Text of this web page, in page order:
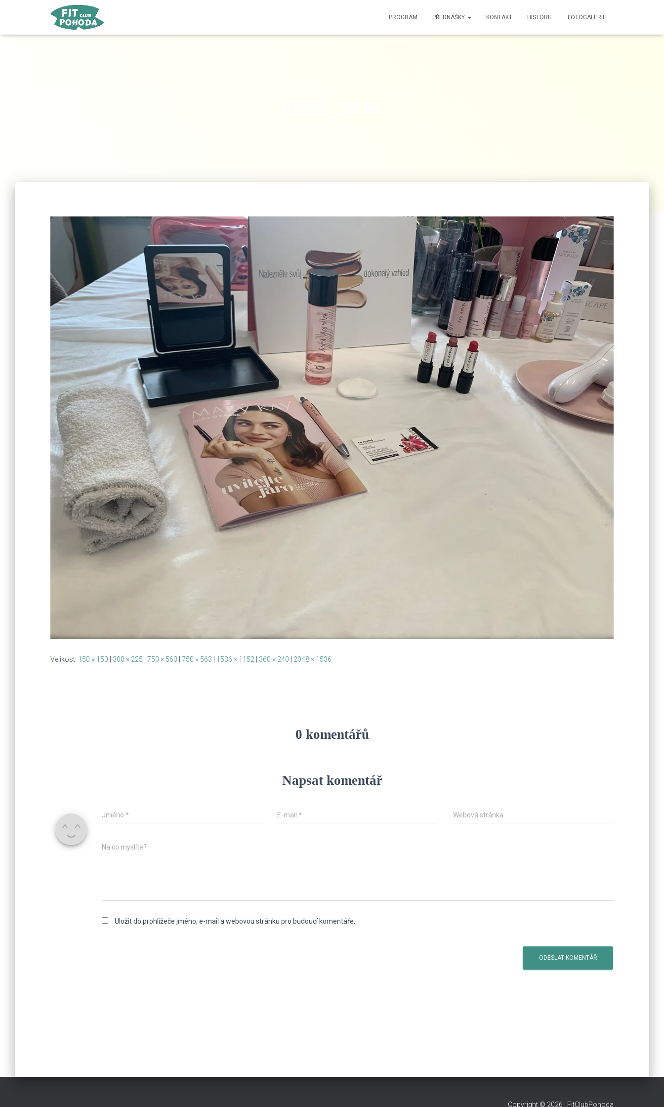
PROGRAM PŘEDNÁŠKY KONTAKT HISTORIE FOTOGALERIE
Velikost: 150 × 150 300 × 225 750 × 563 750 × 563 1536 × 1152 360 × 240 2048 × 1536
0 komentářů
Napsat komentář
Jméno * E-mail* Webová stránka
Na co myslíte?
Uložit do prohlížeče jméno, e-mail a webovou stránku pro budoucí komentáře.
​Copyright © 2026 | FitClubPohoda